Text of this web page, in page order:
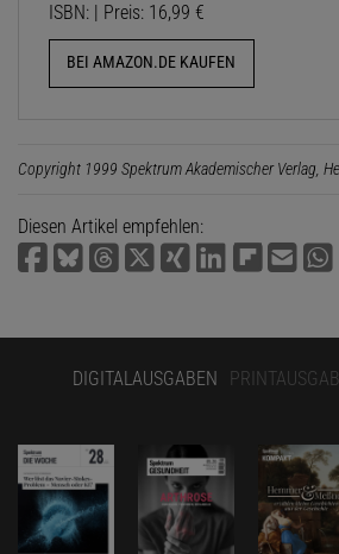
ISBN: | Preis: 16,99 €
BEI AMAZON.DE KAUFEN
Copyright 1999 Spektrum Akademischer Verlag,
Diesen Artikel empfehlen:
DIGITALAUSGABEN